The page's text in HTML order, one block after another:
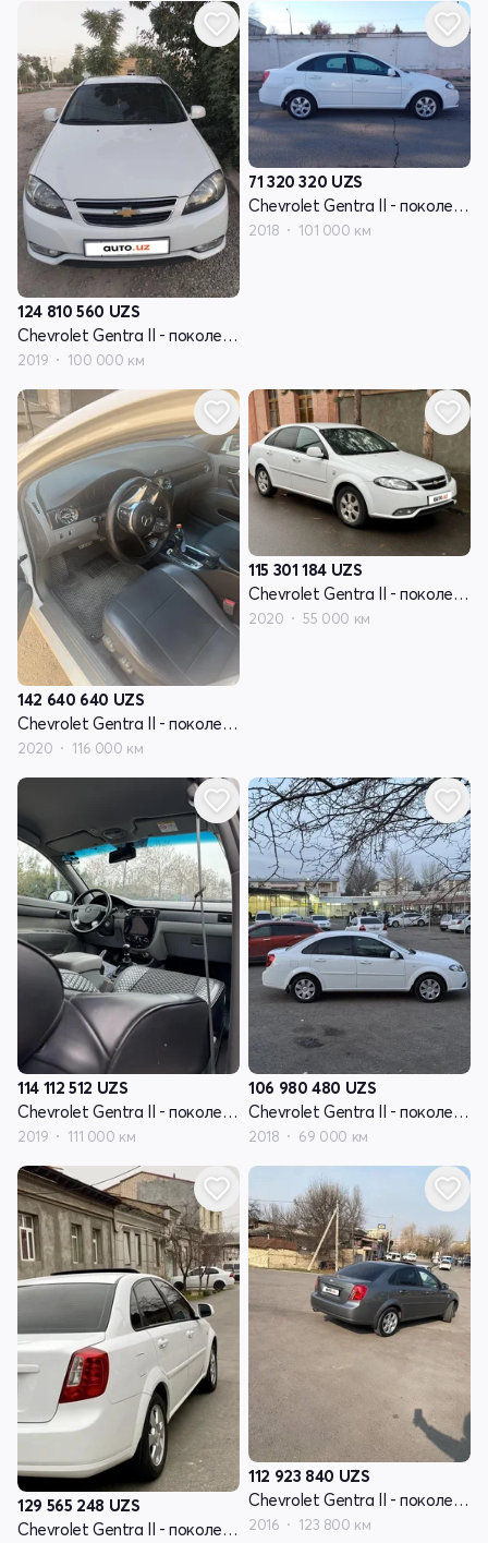
124 810 560 UZS
Chevrolet Gentra II - поколение
2019 100 000 км
71 320 320 UZS
Chevrolet Gentra II - поколение
2018 101 000 км
142 640 640 UZS
Chevrolet Gentra II - поколение
2020 116 000 км
115 301 184 UZS
Chevrolet Gentra II - поколение
2020 55 000 км
114 112 512 UZS
Chevrolet Gentra II - поколение
2019 111 000 км
106 980 480 UZS
Chevrolet Gentra II - поколение
2018 69 000 км
129 565 248 UZS
Chevrolet Gentra II - поколение
112 923 840 UZS
Chevrolet Gentra II - поколение
2016 123 800 км